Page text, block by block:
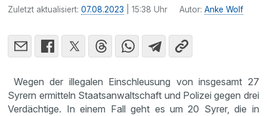
Zuletzt aktualisiert:07.08.2023 | 15:38 Uhr Autor:Anke Wolf
Wegen der illegalen Einschleusung von insgesamt 27
Syrern ermitteln Staatsanwaltschaft und Polizei gegen drei
Verdächtige. In einem Fall geht es um 20 Syrer, die in